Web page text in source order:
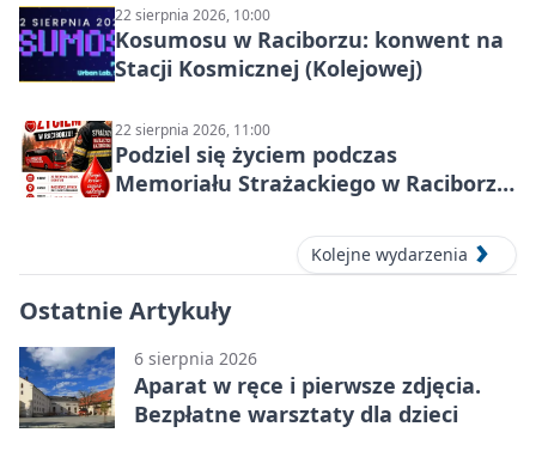
22 sierpnia 2026, 10:00
Kosumosu w Raciborzu: konwent na
Stacji Kosmicznej (Kolejowej)
22 sierpnia 2026, 11:00
Podziel się życiem podczas
Memoriału Strażackiego w Raciborzu
Kolejne wydarzenia
Ostatnie Artykuły
6 sierpnia 2026
Aparat w ręce i pierwsze zdjęcia.
Bezpłatne warsztaty dla dzieci